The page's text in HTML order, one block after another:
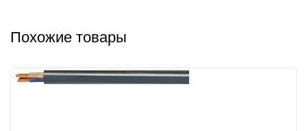
Похожие товары